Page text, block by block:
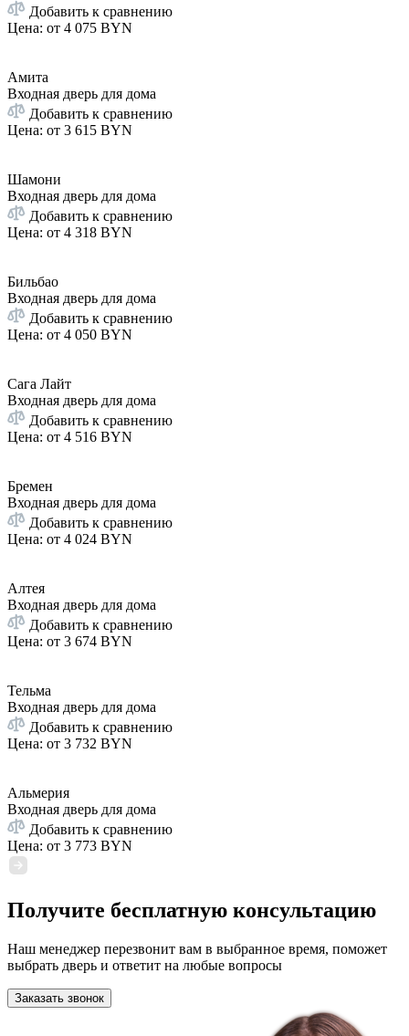
Добавить к сравнению
Цена: от 4 075 BYN
Амита
Входная дверь для дома
Добавить к сравнению
Цена: от 3 615 BYN
Шамони
Входная дверь для дома
Добавить к сравнению
Цена: от 4 318 BYN
Бильбао
Входная дверь для дома
Добавить к сравнению
Цена: от 4 050 BYN
Сага Лайт
Входная дверь для дома
Добавить к сравнению
Цена: от 4 516 BYN
Бремен
Входная дверь для дома
Добавить к сравнению
Цена: от 4 024 BYN
Алтея
Входная дверь для дома
Добавить к сравнению
Цена: от 3 674 BYN
Тельма
Входная дверь для дома
Добавить к сравнению
Цена: от 3 732 BYN
Альмерия
Входная дверь для дома
Добавить к сравнению
Цена: от 3 773 BYN
Получите бесплатную консультацию
Наш менеджер перезвонит вам в выбранное время, поможет
выбрать дверь и ответит на любые вопросы
Заказать звонок